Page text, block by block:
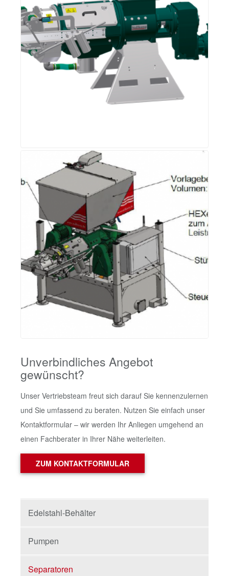
Unverbindliches Angebot
gewünscht?
Unser Vertriebsteam freut sich darauf Sie kennenzulernen
und Sie umfassend zu beraten. Nutzen Sie einfach unser
Kontaktformular – wir werden Ihr Anliegen umgehend an
einen Fachberater in Ihrer Nähe weiterleiten.
ZUM KONTAKTFORMULAR
Edelstahl-Behälter
Pumpen
Separatoren